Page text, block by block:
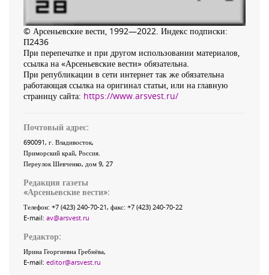
© Арсеньевские вести, 1992—2022. Индекс подписки:
П2436
При перепечатке и при другом использовании материалов,
ссылка на «Арсеньевские вести» обязательна.
При републикации в сети интернет так же обязательна
работающая ссылка на оригинал статьи, или на главную
страницу сайта: https://www.arsvest.ru/
Почтовый адрес:
690091, г. Владивосток,
Приморский край, Россия
Переулок Шевченко, дом 9, 27
Редакция газеты
«Арсеньевские вести»:
Телефон: +7 (423) 240-70-21, факс: +7 (423) 240-70-22
E-mail: av@arsvest.ru
Редактор:
Ирина Георгиевна Гребнёва,
E-mail: editor@arsvest.ru